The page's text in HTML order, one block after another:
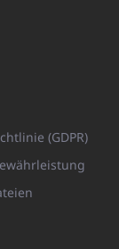
(GDPR)